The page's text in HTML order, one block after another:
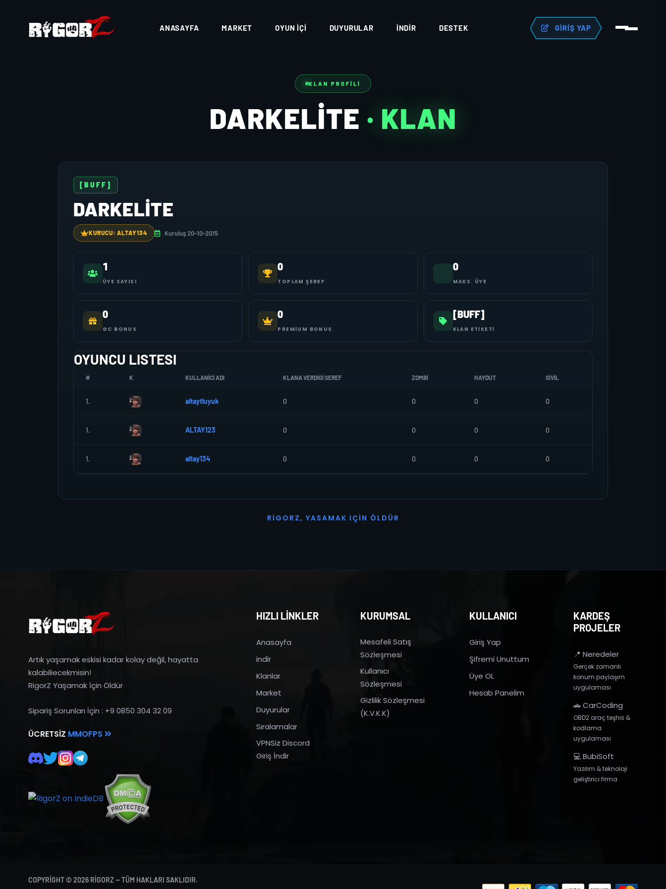
ANASAYFA MARKET OYUN İÇI DUYURULAR İNDIR DESTEK GIRIŞ YAP
KLAN PROFILI
DARKELITE · KLAN
[BUFF]
DARKELITE
KURUCU: ALTAY134 Kuruluş 20-10-2015
1
ÜYE SAYISI
0
TOPLAM ŞEREF
0
MAKS. ÜYE
0
GC BONUS
0
PREMIUM BONUS
[BUFF]
KLAN ETIKETI
OYUNCU LISTESI
# K KULLANICI ADI KLANA VERDIGI SEREF ZOMBI HAYDUT SIVIL
1. altaytluyuk 0 0 0 0
1. ALTAY123 0 0 0 0
1. altay134 0 0 0 0
R I G O R Z, YASAMAK I ÇI N Ö L D Ü R
Artık yaşamak eskisi kadar kolay değil, hayatta
kalabiliecekmisin!
RigorZ Yaşamak İçin Öldür
Sipariş Sorunları İçin : +9 0850 304 32 09
ÜCRETSIZ MMOFPS
HIZLI LİNKLER
Anasayfa
indir
Klanlar
Market
Duyurular
Sıralamalar
VPNSiz Discord
Giriş İndir
KURUMSAL
Mesafeli Satış
Sözleşmesi
Kullanıcı
Sözleşmesi
Gizlilik Sözleşmesi
(K.V.K.K)
KULLANICI
Giriş Yap
Şifremi Unuttum
Üye OL
Hesab Panelim
KARDEŞ
PROJELER
📍 Neredeler
Gerçek zamanlı
konum paylaşım
uygulaması
🚗 CarCoding
OBD2 araç teşhis &
kodlama
uygulaması
💻 BubiSoft
Yazılım & teknoloji
geliştirici firma
COPYRIGHT © 2026 RIGORZ — TÜM HAKLARI SAKLIDIR.